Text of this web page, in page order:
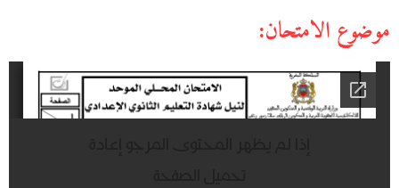
موضوع الامتحان: